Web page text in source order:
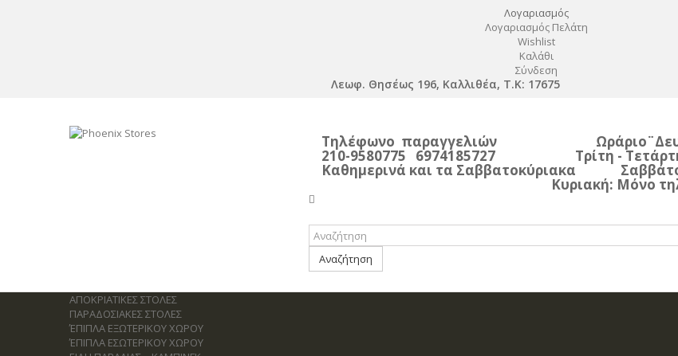
Λογαριασμός
Λογαριασμός Πελάτη
Wishlist
Καλάθι
Σύνδεση
Λεωφ. Θησέως 196, Καλλιθέα, Τ.Κ: 17675
Τηλέφωνο παραγγελιών
210-9580775 6974185727 Τρίτη - Τετάρτη -
Καθημερινά και τα Σαββατοκύριακα
Κυριακή: Μόνο
Αναζήτηση
ΑΠΟΚΡΙΑΤΙΚΕΣ ΣΤΟΛΕΣ
ΠΑΡΑΔΟΣΙΑΚΕΣ ΣΤΟΛΕΣ
ΈΠΙΠΛΑ ΕΞΩΤΕΡΙΚΟΥ ΧΩΡΟΥ
ΈΠΙΠΛΑ ΕΣΩΤΕΡΙΚΟΥ ΧΩΡΟΥ